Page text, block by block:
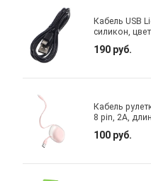
Кабель USB
силикон,
190 руб.
Кабель
8 pin, 2A,
100 руб.